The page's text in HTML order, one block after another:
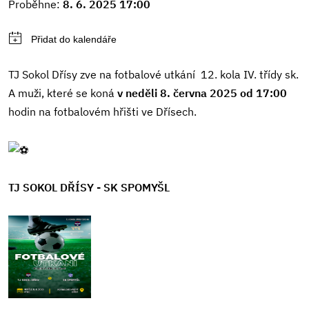
Proběhne: 8. 6. 2025 17:00
TJ Sokol Dřísy zve na fotbalové utkání 12. kola IV. třídy sk.
A muži, které se koná v neděli 8. června 2025 od 17:00
hodin na fotbalovém hřišti ve Dřísech.
TJ SOKOL DŘÍSY - SK SPOMYŠL